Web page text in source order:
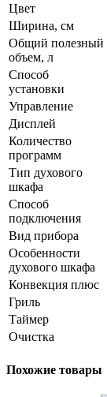
Цвет
Ширина, см
Общий полезный
объем, л
Способ
установки
Управление
Дисплей
Количество
программ
Тип духового
шкафа
Способ
подключения
Вид прибора
Особенности
духового шкафа
Конвекция плюс
Гриль
Таймер
Очистка
Похожие товары